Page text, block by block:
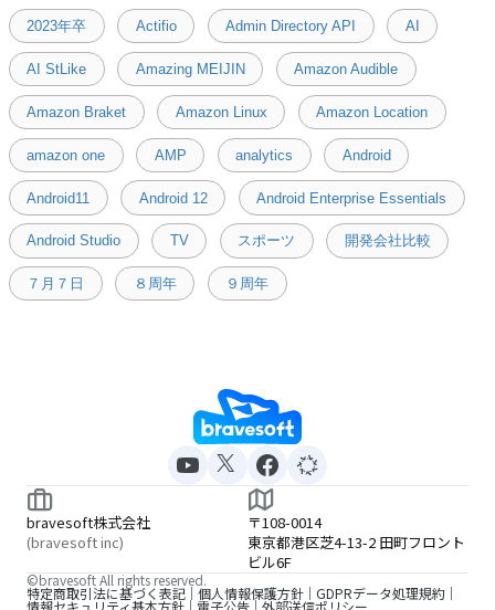
2023年卒 Actifio Admin Directory API AI
AI StLike Amazing MEIJIN Amazon Audible
Amazon Braket Amazon Linux Amazon Location
amazon one AMP analytics Android
Android11 Android 12 Android Enterprise Essentials
Android Studio TV スポーツ 開発会社比較
７月７日 ８周年 ９周年
bravesoft株式会社
(bravesoft inc)
〒108-0014
東京都港区芝4-13-2 田町フロント
ビル6F
特定商取引法に基づく表記 個人情報保護方針 GDPRデータ処理規約
©bravesoft All rights reserved.